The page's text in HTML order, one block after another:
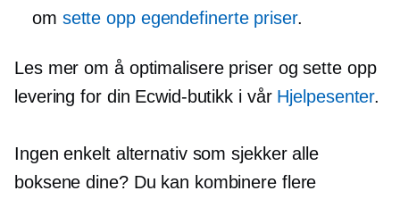
om sette opp egendefinerte priser.
Les mer om å optimalisere priser og sette opp
levering for din Ecwid-butikk i vår Hjelpesenter.
Ingen enkelt alternativ som sjekker alle
boksene dine? Du kan kombinere flere